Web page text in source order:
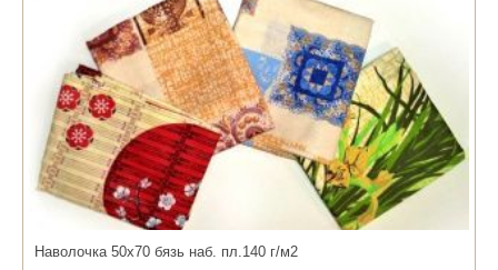
Наволочка 50х70 бязь наб. пл.140 г/м2